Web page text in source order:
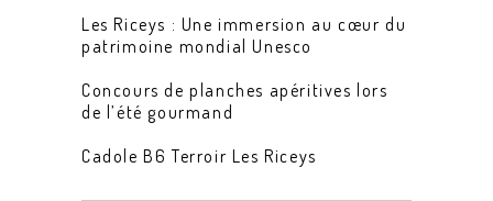
Les Riceys : Une immersion au cœur du
patrimoine mondial Unesco
Concours de planches apéritives lors
de l’été gourmand
Cadole B6 Terroir Les Riceys